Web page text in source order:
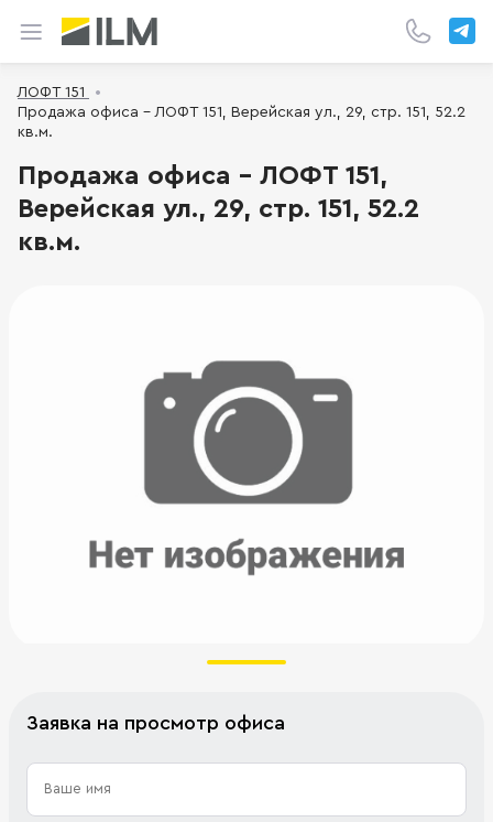
ЛОФТ 151
Продажа офиса - ЛОФТ 151, Верейская ул., 29, стр. 151, 52.2
кв.м.
Продажа офиса - ЛОФТ 151,
Верейская ул., 29, стр. 151, 52.2
кв.м.
Заявка на просмотр офиса